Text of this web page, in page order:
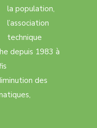
la population,
l’association
technique
depuis 1983 à
des